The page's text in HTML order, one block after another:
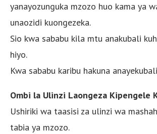
yanayozunguka mzozo huo kama ya
unaozidi kuongezeka.
Sio kwa sababu kila mtu anakubali
hiyo.
Kwa sababu karibu hakuna
Ombi la Ulinzi Laongeza Kipengele
Ushiriki wa taasisi za ulinzi wa
tabia ya mzozo.